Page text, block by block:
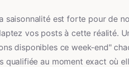
saisonnalité est forte pour de
vos posts à cette réalité.
disponibles ce week-end"
qualifiée au moment exact où